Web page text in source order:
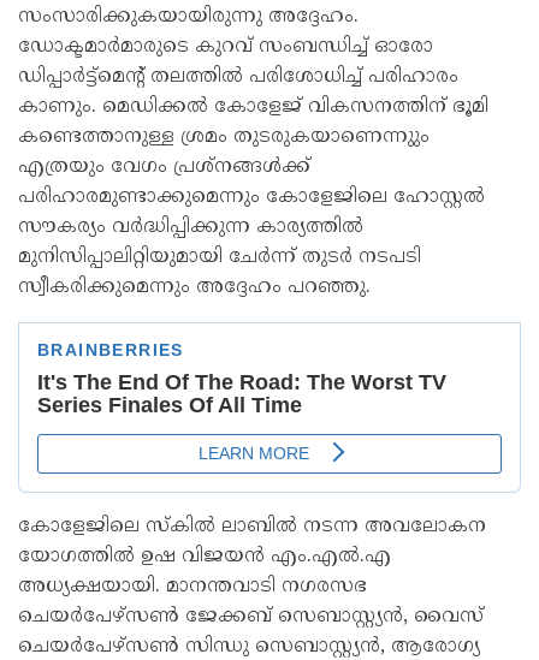
സംസാരിക്കുകയായിരുന്നു അദ്ദേഹം.
ഡോക്ടമാർമാരുടെ കുറവ് സംബന്ധിച്ച് ഓരോ
ഡിപ്പാർട്ട്മെന്റ് തലത്തിൽ പരിശോധിച്ച് പരിഹാരം
കാണും. മെഡിക്കൽ കോളേജ് വികസനത്തിന് ഭൂമി
കണ്ടെത്താനുള്ള ശ്രമം തുടരുകയാണെന്നുും
എത്രയും വേഗം പ്രശ്നങ്ങൾക്ക്
പരിഹാരമുണ്ടാക്കുമെന്നും കോളേജിലെ ഹോസ്റ്റൽ
സൗകര്യം വർദ്ധിപ്പിക്കുന്ന കാര്യത്തിൽ
മുനിസിപ്പാലിറ്റിയുമായി ചേർന്ന് തുടർ നടപടി
സ്വീകരിക്കുമെന്നും അദ്ദേഹം പറഞ്ഞു.
കോളേജിലെ സ്കിൽ ലാബിൽ നടന്ന അവലോകന
യോഗത്തിൽ ഉഷ വിജയൻ എം.എൽ.എ
അധ്യക്ഷയായി. മാനന്തവാടി നഗരസഭ
ചെയർപേഴ്സൺ ജേക്കബ് സെബാസ്റ്റ്യൻ, വൈസ്
ചെയർപേഴ്സൺ സിന്ധു സെബാസ്റ്റ്യൻ, ആരോഗ്യ